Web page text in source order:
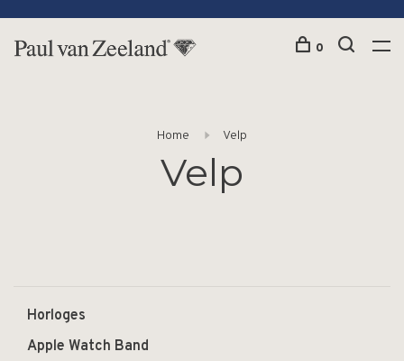
0
Home Velp
Velp
Horloges
Apple Watch Band